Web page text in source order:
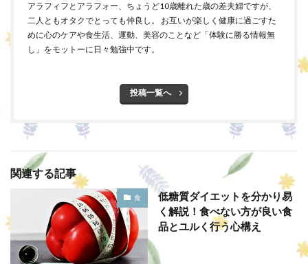
アラフィフとアラフォー、ちょうど10歳離れた歳の差夫婦ですが、
二人ともオタクでとっても仲良し。 お互いが楽しく健康に過ごすた
めに心のケアや食生活、運動、美容のことなど「体験に勝る情報無
し」をモットーに日々勉強中です。
投稿一覧へ
関連する記事
食
低糖質ダイエットを分かり易
く解説！食べない方が良い食
品とユルく行う心構え